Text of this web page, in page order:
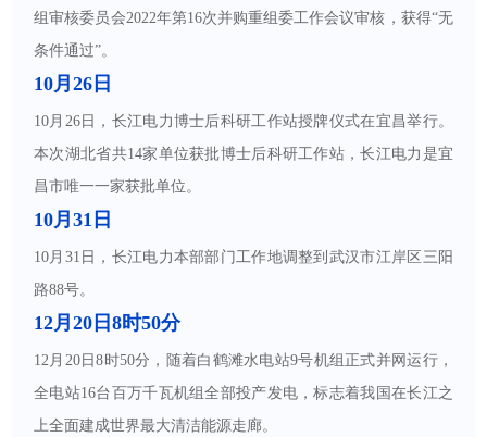
组审核委员会2022年第16次并购重组委工作会议审核，获得“无
条件通过”。
10月26日
10月26日，长江电力博士后科研工作站授牌仪式在宜昌举行。
本次湖北省共14家单位获批博士后科研工作站，长江电力是宜
昌市唯一一家获批单位。
10月31日
10月31日，长江电力本部部门工作地调整到武汉市江岸区三阳
路88号。
12月20日8时50分
12月20日8时50分，随着白鹤滩水电站9号机组正式并网运行，
全电站16台百万千瓦机组全部投产发电，标志着我国在长江之
上全面建成世界最大清洁能源走廊。